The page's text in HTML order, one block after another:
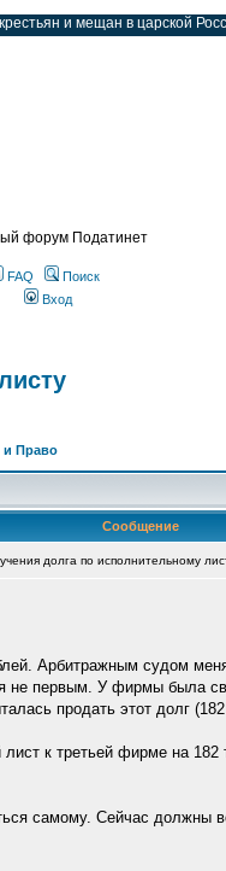
и мещан в царской
форум Податинет
FAQ
Поиск
Вход
и Право
Сообщение
долга по исполнительному
Арбитражным судом
не первым. У фирмы была
продать этот долг
к третьей фирме на
самому. Сейчас должны